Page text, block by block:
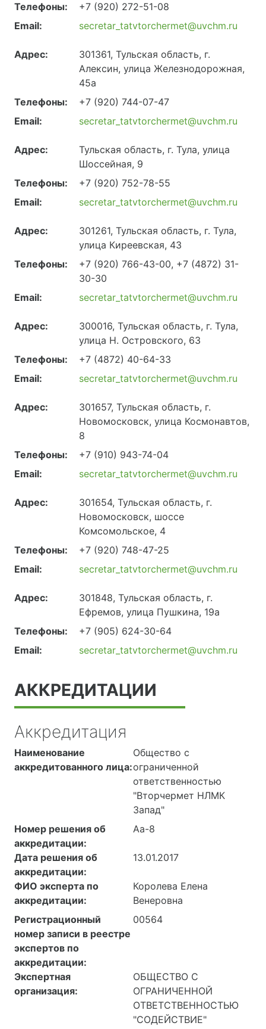
Телефоны:
+7 (920) 272-51-08
Email:
secretar_tatvtorchermet@uvchm.ru
Адрес:
301361, Тульская область, г.
Алексин, улица Железнодорожная,
45а
Телефоны:
+7 (920) 744-07-47
Email:
secretar_tatvtorchermet@uvchm.ru
Адрес:
Тульская область, г. Тула, улица
Шоссейная, 9
Телефоны:
+7 (920) 752-78-55
Email:
secretar_tatvtorchermet@uvchm.ru
Адрес:
301261, Тульская область, г. Тула,
улица Киреевская, 43
Телефоны:
+7 (920) 766-43-00, +7 (4872) 31-
30-30
Email:
secretar_tatvtorchermet@uvchm.ru
Адрес:
300016, Тульская область, г. Тула,
улица Н. Островского, 63
Телефоны:
+7 (4872) 40-64-33
Email:
secretar_tatvtorchermet@uvchm.ru
Адрес:
301657, Тульская область, г.
Новомосковск, улица Космонавтов,
8
Телефоны:
+7 (910) 943-74-04
Email:
secretar_tatvtorchermet@uvchm.ru
Адрес:
301654, Тульская область, г.
Новомосковск, шоссе
Комсомольское, 4
Телефоны:
+7 (920) 748-47-25
Email:
secretar_tatvtorchermet@uvchm.ru
Адрес:
301848, Тульская область, г.
Ефремов, улица Пушкина, 19а
Телефоны:
+7 (905) 624-30-64
Email:
secretar_tatvtorchermet@uvchm.ru
АККРЕДИТАЦИИ
Аккредитация
Наименование
аккредитованного лица:
Общество с
ограниченной
ответственностью
"Вторчермет НЛМК
Запад"
Номер решения об
аккредитации:
Аа-8
Дата решения об
аккредитации:
13.01.2017
ФИО эксперта по
аккредитации:
Королева Елена
Венеровна
Регистрационный
номер записи в реестре
экспертов по
аккредитации:
00564
Экспертная
организация:
ОБЩЕСТВО С
ОГРАНИЧЕННОЙ
ОТВЕТСТВЕННОСТЬЮ
"СОДЕЙСТВИЕ"